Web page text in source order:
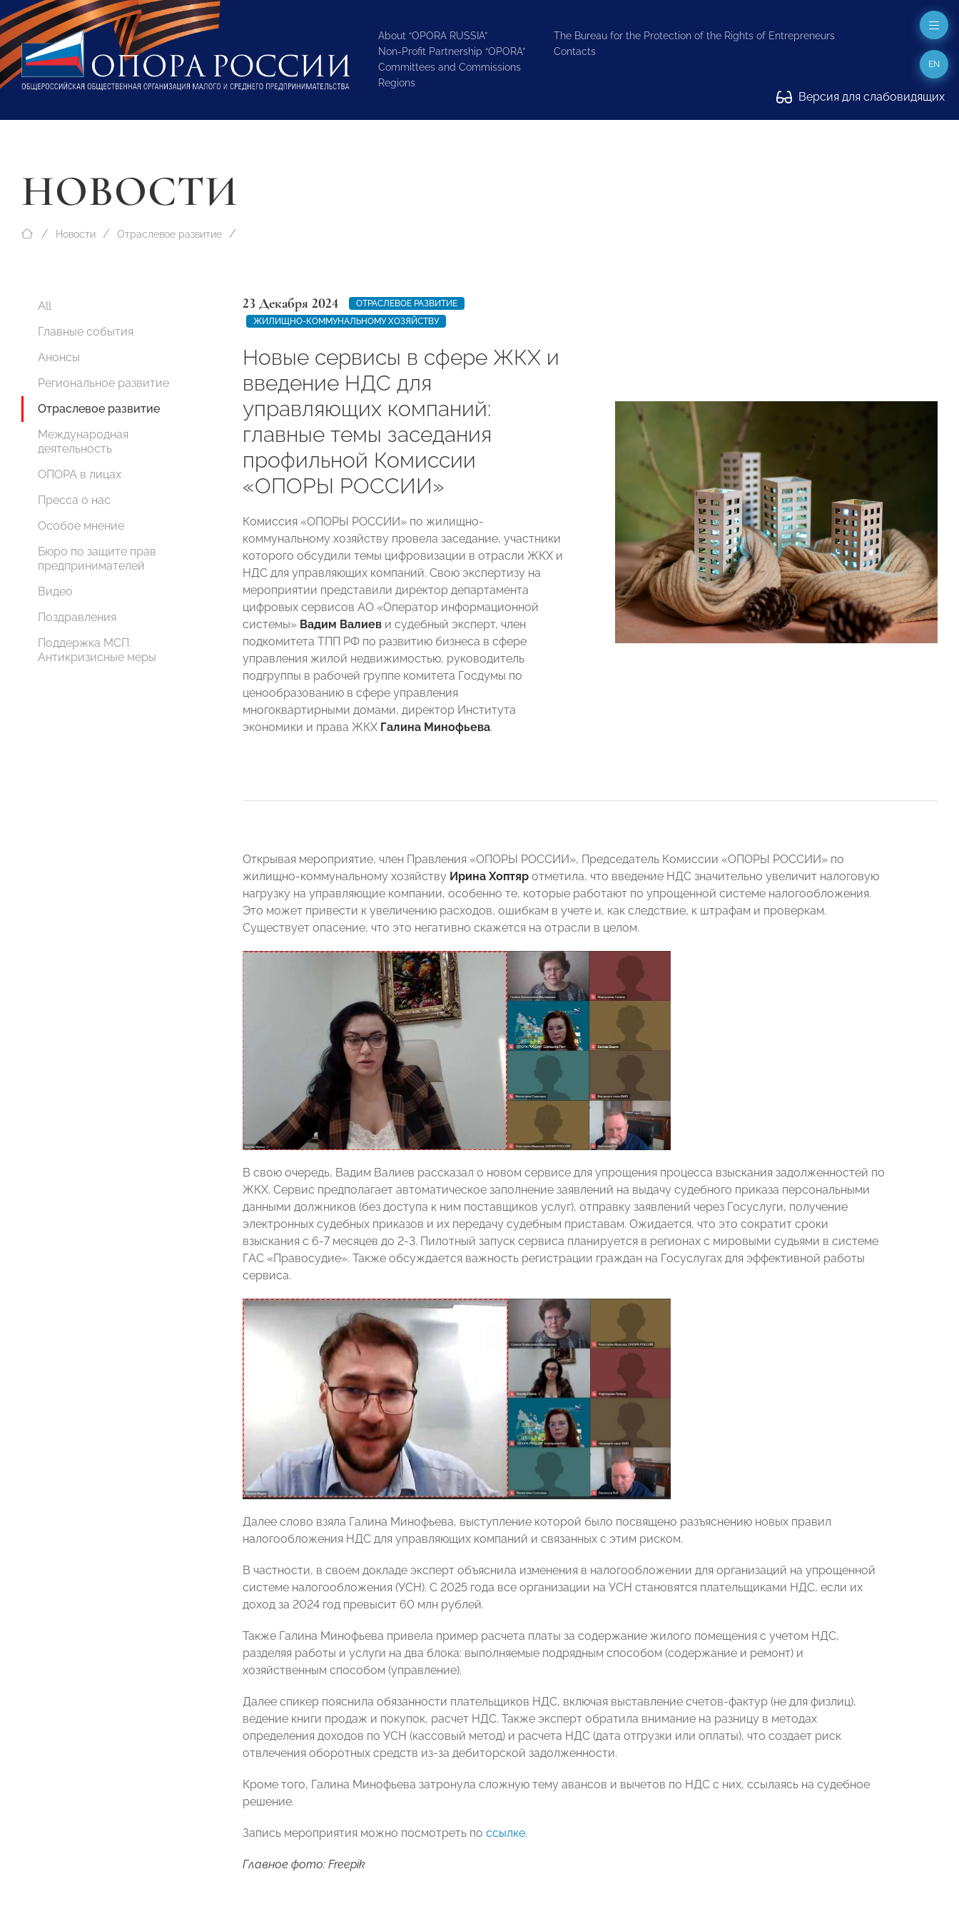
About “OPORA RUSSIA”
Non-Profit Partnership “OPORA”
Committees and Commissions
Regions
The Bureau for the Protection of the Rights of Entrepreneurs
Contacts
Версия для слабовидящих
EN
НОВОСТИ
Новости Отраслевое развитие
All
Главные события
Анонсы
Региональное развитие
Отраслевое развитие
Международная
деятельность
ОПОРА в лицах
Пресса о нас
Особое мнение
Бюро по защите прав
предпринимателей
Видео
Поздравления
Поддержка МСП.
Антикризисные меры
23 Декабря 2024
ОТРАСЛЕВОЕ РАЗВИТИЕ
ЖИЛИЩНО-КОММУНАЛЬНОМУ ХОЗЯЙСТВУ
Новые сервисы в сфере ЖКХ и
введение НДС для
управляющих компаний:
главные темы заседания
профильной Комиссии
«ОПОРЫ РОССИИ»
Комиссия «ОПОРЫ РОССИИ» по жилищно-
коммунальному хозяйству провела заседание, участники
которого обсудили темы цифровизации в отрасли ЖКХ и
НДС для управляющих компаний. Свою экспертизу на
мероприятии представили директор департамента
цифровых сервисов АО «Оператор информационной
системы» Вадим Валиев и судебный эксперт, член
подкомитета ТПП РФ по развитию бизнеса в сфере
управления жилой недвижимостью, руководитель
подгруппы в рабочей группе комитета Госдумы по
ценообразованию в сфере управления
многоквартирными домами, директор Института
экономики и права ЖКХ Галина Минофьева.
Открывая мероприятие, член Правления «ОПОРЫ РОССИИ», Председатель Комиссии «ОПОРЫ РОССИИ» по
жилищно-коммунальному хозяйству Ирина Хоптяр отметила, что введение НДС значительно увеличит налоговую
нагрузку на управляющие компании, особенно те, которые работают по упрощенной системе налогообложения.
Это может привести к увеличению расходов, ошибкам в учете и, как следствие, к штрафам и проверкам.
Существует опасение, что это негативно скажется на отрасли в целом.
В свою очередь, Вадим Валиев рассказал о новом сервисе для упрощения процесса взыскания задолженностей по
ЖКХ. Сервис предполагает автоматическое заполнение заявлений на выдачу судебного приказа персональными
данными должников (без доступа к ним поставщиков услуг), отправку заявлений через Госуслуги, получение
электронных судебных приказов и их передачу судебным приставам. Ожидается, что это сократит сроки
взыскания с 6-7 месяцев до 2-3. Пилотный запуск сервиса планируется в регионах с мировыми судьями в системе
ГАС «Правосудие». Также обсуждается важность регистрации граждан на Госуслугах для эффективной работы
сервиса.
Далее слово взяла Галина Минофьева, выступление которой было посвящено разъяснению новых правил
налогообложения НДС для управляющих компаний и связанных с этим риском.
В частности, в своем докладе эксперт объяснила изменения в налогообложении для организаций на упрощенной
системе налогообложения (УСН). С 2025 года все организации на УСН становятся плательщиками НДС, если их
доход за 2024 год превысит 60 млн рублей.
Также Галина Минофьева привела пример расчета платы за содержание жилого помещения с учетом НДС,
разделяя работы и услуги на два блока: выполняемые подрядным способом (содержание и ремонт) и
хозяйственным способом (управление).
Далее спикер пояснила обязанности плательщиков НДС, включая выставление счетов-фактур (не для физлиц),
ведение книги продаж и покупок, расчет НДС. Также эксперт обратила внимание на разницу в методах
определения доходов по УСН (кассовый метод) и расчета НДС (дата отгрузки или оплаты), что создает риск
отвлечения оборотных средств из-за дебиторской задолженности.
Кроме того, Галина Минофьева затронула сложную тему авансов и вычетов по НДС с них, ссылаясь на судебное
решение.
Запись мероприятия можно посмотреть по ссылке.
Главное фото: Freepik